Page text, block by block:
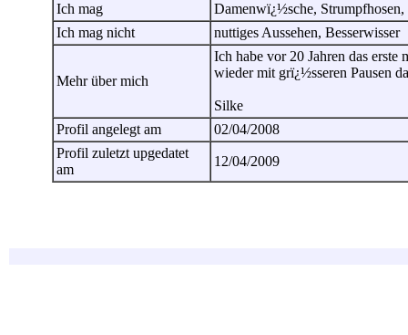
Ich mag
Damenwï¿½sche,
Ich mag nicht
nuttiges Aussehen, Besserwisser
Mehr über mich
Ich habe vor 20 Jahren das
wieder mit grï¿½sseren Pausen
Silke
Profil angelegt am
02/04/2008
Profil zuletzt upgedatet
am
12/04/2009